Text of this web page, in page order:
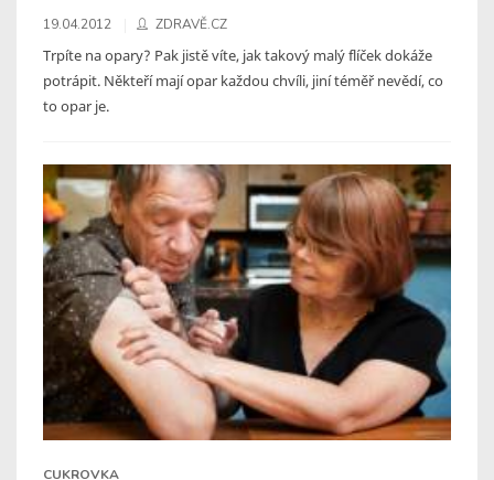
19.04.2012 ZDRAVĚ.CZ
Trpíte na opary? Pak jistě víte, jak takový malý flíček dokáže
potrápit. Někteří mají opar každou chvíli, jiní téměř nevědí, co
to opar je.
CUKROVKA